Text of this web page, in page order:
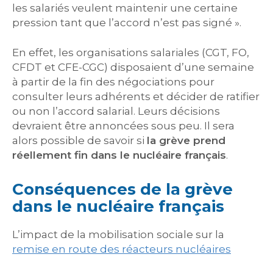
les salariés veulent maintenir une certaine
pression tant que l’accord n’est pas signé ».
En effet, les organisations salariales (CGT, FO,
CFDT et CFE-CGC) disposaient d’une semaine
à partir de la fin des négociations pour
consulter leurs adhérents et décider de ratifier
ou non l’accord salarial. Leurs décisions
devraient être annoncées sous peu. Il sera
alors possible de savoir si la grève prend
réellement fin dans le nucléaire français.
Conséquences de la grève
dans le nucléaire français
L’impact de la mobilisation sociale sur la
remise en route des réacteurs nucléaires